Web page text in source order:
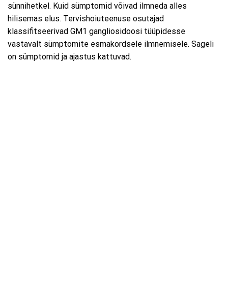
sünnihetkel. Kuid sümptomid võivad ilmneda alles
hilisemas elus. Tervishoiuteenuse osutajad
klassifitseerivad GM1 gangliosidoosi tüüpidesse
vastavalt sümptomite esmakordsele ilmnemisele. Sageli
on sümptomid ja ajastus kattuvad.